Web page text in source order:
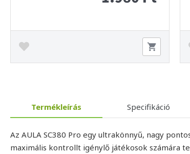
Termékleírás Specifikáció
Az AULA SC380 Pro egy ultrakönnyű, nagy
maximális kontrollt igénylő játékosok számára